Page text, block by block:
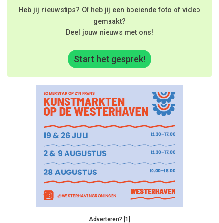
Heb jij nieuwstips? Of heb jij een boeiende foto of video
gemaakt?
Deel jouw nieuws met ons!
Start het gesprek!
Adverteren? [1]